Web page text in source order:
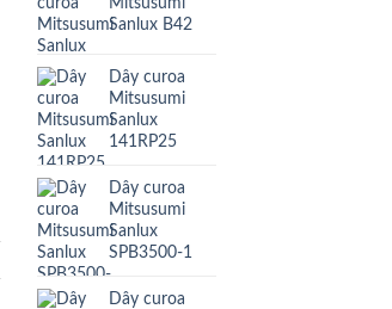
Sanlux B42
Dây curoa
Mitsusumi
Sanlux
141RP25
Dây curoa
Mitsusumi
Sanlux
SPB3500-1
Dây curoa